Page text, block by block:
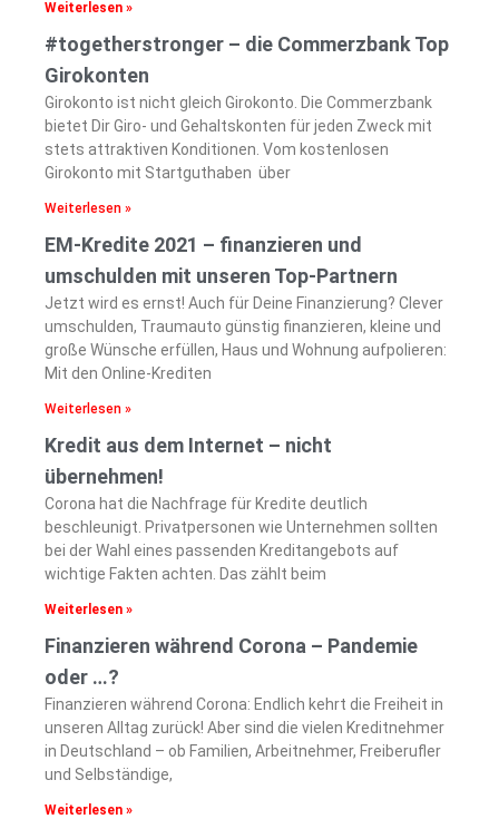
Weiterlesen »
#togetherstronger – die Commerzbank Top
Girokonten
Girokonto ist nicht gleich Girokonto. Die Commerzbank
bietet Dir Giro- und Gehaltskonten für jeden Zweck mit
stets attraktiven Konditionen. Vom kostenlosen
Girokonto mit Startguthaben über
Weiterlesen »
EM-Kredite 2021 – finanzieren und
umschulden mit unseren Top-Partnern
Jetzt wird es ernst! Auch für Deine Finanzierung? Clever
umschulden, Traumauto günstig finanzieren, kleine und
große Wünsche erfüllen, Haus und Wohnung aufpolieren:
Mit den Online-Krediten
Weiterlesen »
Kredit aus dem Internet – nicht
übernehmen!
Corona hat die Nachfrage für Kredite deutlich
beschleunigt. Privatpersonen wie Unternehmen sollten
bei der Wahl eines passenden Kreditangebots auf
wichtige Fakten achten. Das zählt beim
Weiterlesen »
Finanzieren während Corona – Pandemie
oder …?
Finanzieren während Corona: Endlich kehrt die Freiheit in
unseren Alltag zurück! Aber sind die vielen Kreditnehmer
in Deutschland – ob Familien, Arbeitnehmer, Freiberufler
und Selbständige,
Weiterlesen »